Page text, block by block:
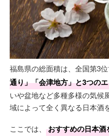
福島県の総面積は、全国第3
通り」「会津地方」と3つの
いや盆地など多種多様の気候
域によって全く異なる日本酒
ここでは、 おすすめの日本酒